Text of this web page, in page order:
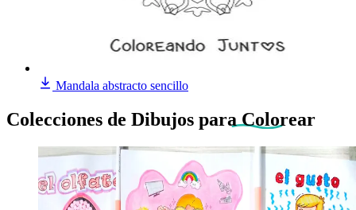
Mandala abstracto sencillo
Colecciones de Dibujos para Colorear